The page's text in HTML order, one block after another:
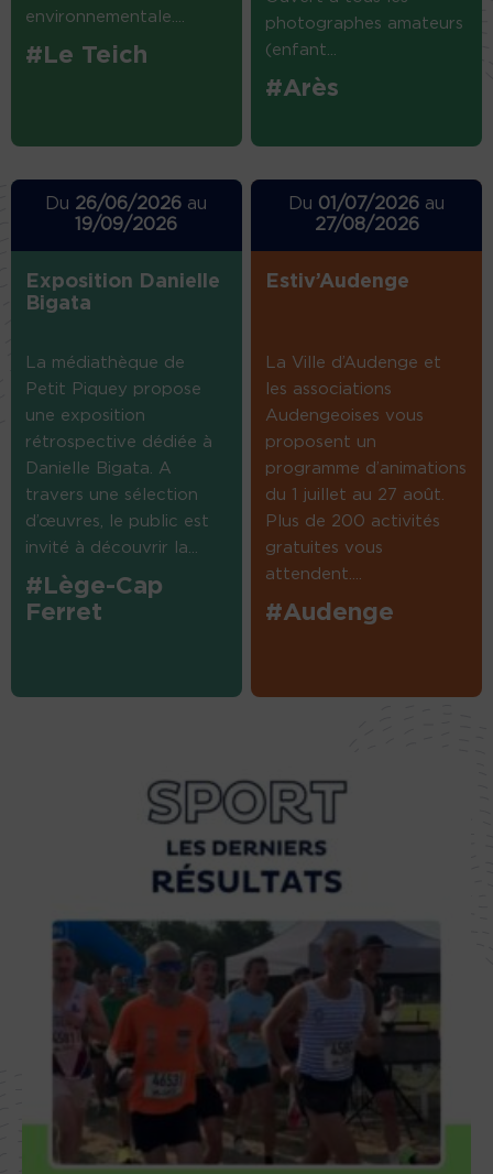
environnementale....
#Le Teich
photographes amateurs
(enfant...
#Arès
Du 26/06/2026 au
19/09/2026
Exposition Danielle
Bigata
La médiathèque de
Petit Piquey propose
une exposition
rétrospective dédiée à
Danielle Bigata. A
travers une sélection
d’œuvres, le public est
invité à découvrir la...
#Lège-Cap
Ferret
Du 01/07/2026 au
27/08/2026
Estiv’Audenge
La Ville d’Audenge et
les associations
Audengeoises vous
proposent un
programme d’animations
du 1 juillet au 27 août.
Plus de 200 activités
gratuites vous
attendent....
#Audenge